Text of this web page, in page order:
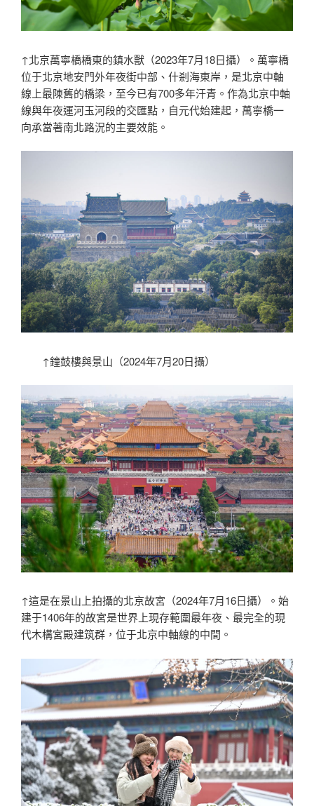
↑北京萬寧橋橋東的鎮水獸（2023年7月18日攝）。萬寧橋
位于北京地安門外年夜街中部、什剎海東岸，是北京中軸
線上最陳舊的橋梁，至今已有700多年汗青。作為北京中軸
線與年夜運河玉河段的交匯點，自元代始建起，萬寧橋一
向承當著南北路況的主要效能。
↑鐘鼓樓與景山（2024年7月20日攝）
↑這是在景山上拍攝的北京故宮（2024年7月16日攝）。始
建于1406年的故宮是世界上現存範圍最年夜、最完全的現
代木構宮殿建筑群，位于北京中軸線的中間。